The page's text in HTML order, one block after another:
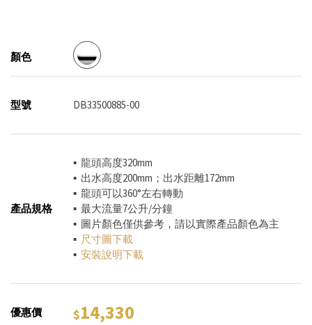
顏色
型號 DB33500885-00
產品規格
▪ 龍頭高度320mm
▪ 出水高度200mm；出水距離172mm
▪ 龍頭可以360°左右轉動
▪ 最大流量7公升/分鐘
▪ 圖片顏色僅供參考，請以實際產品顏色為主
▪ 尺寸圖下載
▪ 安裝說明下載
優惠價 14,330